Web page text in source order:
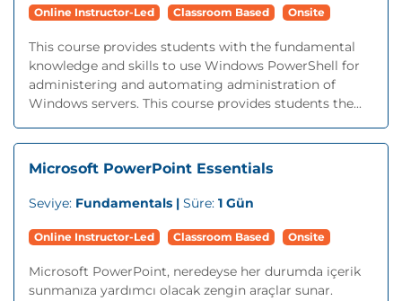
Online Instructor-Led Classroom Based Onsite
This course provides students with the fundamental
knowledge and skills to use Windows PowerShell for
administering and automating administration of
Windows servers. This course provides students the...
Microsoft PowerPoint Essentials
Seviye: Fundamentals | Süre: 1 Gün
Online Instructor-Led Classroom Based Onsite
Microsoft PowerPoint, neredeyse her durumda içerik
sunmanıza yardımcı olacak zengin araçlar sunar.